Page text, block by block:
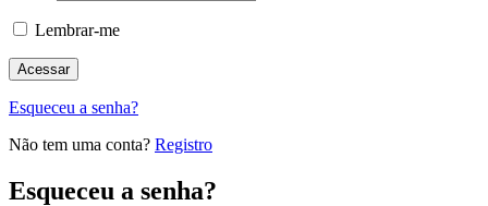
Lembrar-me
Esqueceu a senha?
Não tem uma conta? Registro
Esqueceu a senha?